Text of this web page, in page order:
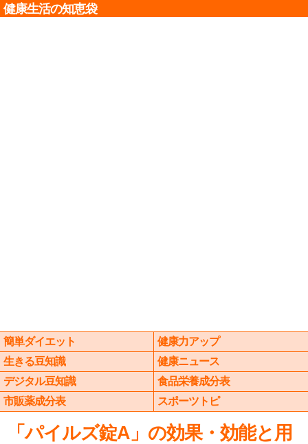
健康生活の知恵袋
簡単ダイエット
健康力アップ
生きる豆知識
健康ニュース
デジタル豆知識
食品栄養成分表
市販薬成分表
スポーツトピ
「パイルズ錠A」の効果・効能と用